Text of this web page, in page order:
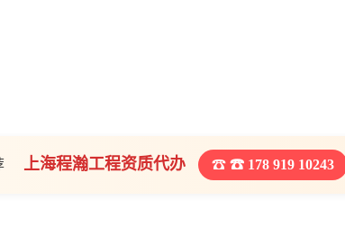
上海程瀚工程资质代办 ☎ 178 919 10243